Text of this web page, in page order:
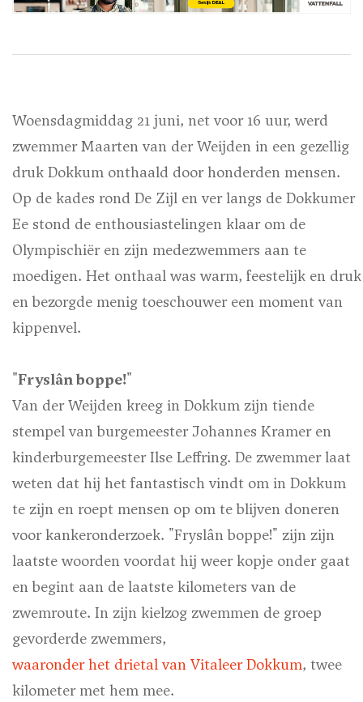
Woensdagmiddag 21 juni, net voor 16 uur, werd
zwemmer Maarten van der Weijden in een gezellig
druk Dokkum onthaald door honderden mensen.
Op de kades rond De Zijl en ver langs de Dokkumer
Ee stond de enthousiastelingen klaar om de
Olympischiër en zijn medezwemmers aan te
moedigen. Het onthaal was warm, feestelijk en druk
en bezorgde menig toeschouwer een moment van
kippenvel.
"Fryslân boppe!"
Van der Weijden kreeg in Dokkum zijn tiende
stempel van burgemeester Johannes Kramer en
kinderburgemeester Ilse Leffring. De zwemmer laat
weten dat hij het fantastisch vindt om in Dokkum
te zijn en roept mensen op om te blijven doneren
voor kankeronderzoek. "Fryslân boppe!" zijn zijn
laatste woorden voordat hij weer kopje onder gaat
en begint aan de laatste kilometers van de
zwemroute. In zijn kielzog zwemmen de groep
gevorderde zwemmers,
waaronder het drietal van Vitaleer Dokkum, twee
kilometer met hem mee.